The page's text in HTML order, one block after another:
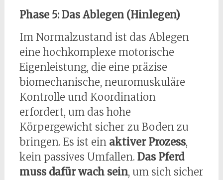
Phase 5: Das Ablegen (Hinlegen)
Im Normalzustand ist das Ablegen
eine hochkomplexe motorische
Eigenleistung, die eine präzise
biomechanische, neuromuskuläre
Kontrolle und Koordination
erfordert, um das hohe
Körpergewicht sicher zu Boden zu
bringen. Es ist ein aktiver Prozess,
kein passives Umfallen. Das Pferd
muss dafür wach sein, um sich sicher